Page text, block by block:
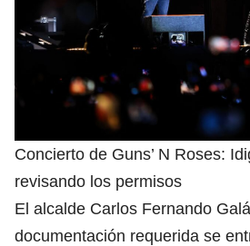
Concierto de Guns’ N Roses:
revisando los permisos
El alcalde Carlos Fernando
documentación requerida se